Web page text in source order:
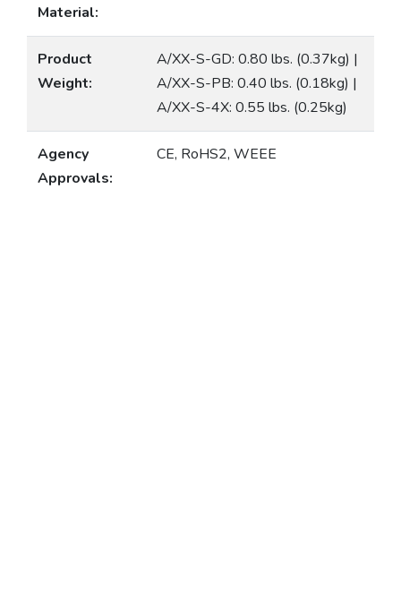
Material:
Product
Weight:
A/XX-S-GD: 0.80 lbs. (0.37kg) |
A/XX-S-PB: 0.40 lbs. (0.18kg) |
A/XX-S-4X: 0.55 lbs. (0.25kg)
Agency
Approvals:
CE, RoHS2, WEEE